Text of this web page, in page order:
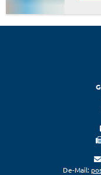
De-Mail: